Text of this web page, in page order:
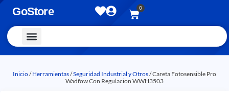
GoStore 0
Inicio/Herramientas/Seguridad Industrial y Otros/ Careta Fotosensible Pro
Wadfow Con Regulacion WWH3503